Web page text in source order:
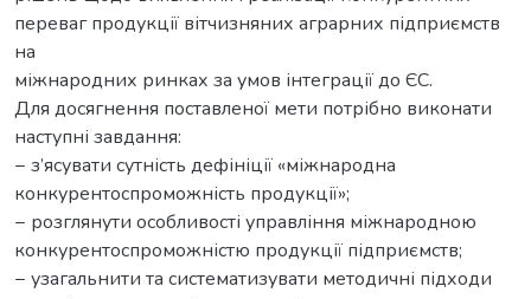
переваг продукції вітчизняних аграрних підприємств
на
міжнародних ринках за умов інтеграції до ЄС.
Для досягнення поставленої мети потрібно виконати
наступні завдання:
− з’ясувати сутність дефініції «міжнародна
конкурентоспроможність продукції»;
− розглянути особливості управління міжнародною
конкурентоспроможністю продукції підприємств;
− узагальнити та систематизувати методичні підходи